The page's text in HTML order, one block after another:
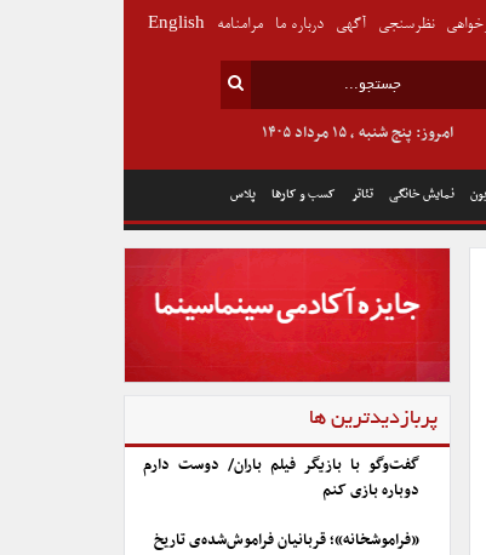
نمایش خانگی تئاتر کسب و کارها پلاس
امروز: پنج شنبه , ۱۵ مرداد ۱۴۰۵
نظرسنجی آگهی درباره ما مرامنامه English
پربازدیدترین ها
گفت‌وگو با بازیگر فیلم باران/ دوست دارم
دوباره بازی کنم
«فراموشخانه»؛ قربانیان فراموش‌شده‌ی تاریخ